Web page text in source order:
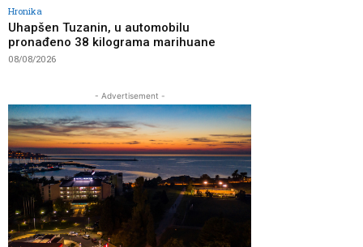
Hronika
Uhapšen Tuzanin, u automobilu
pronađeno 38 kilograma marihuane
08/08/2026
- Advertisement -